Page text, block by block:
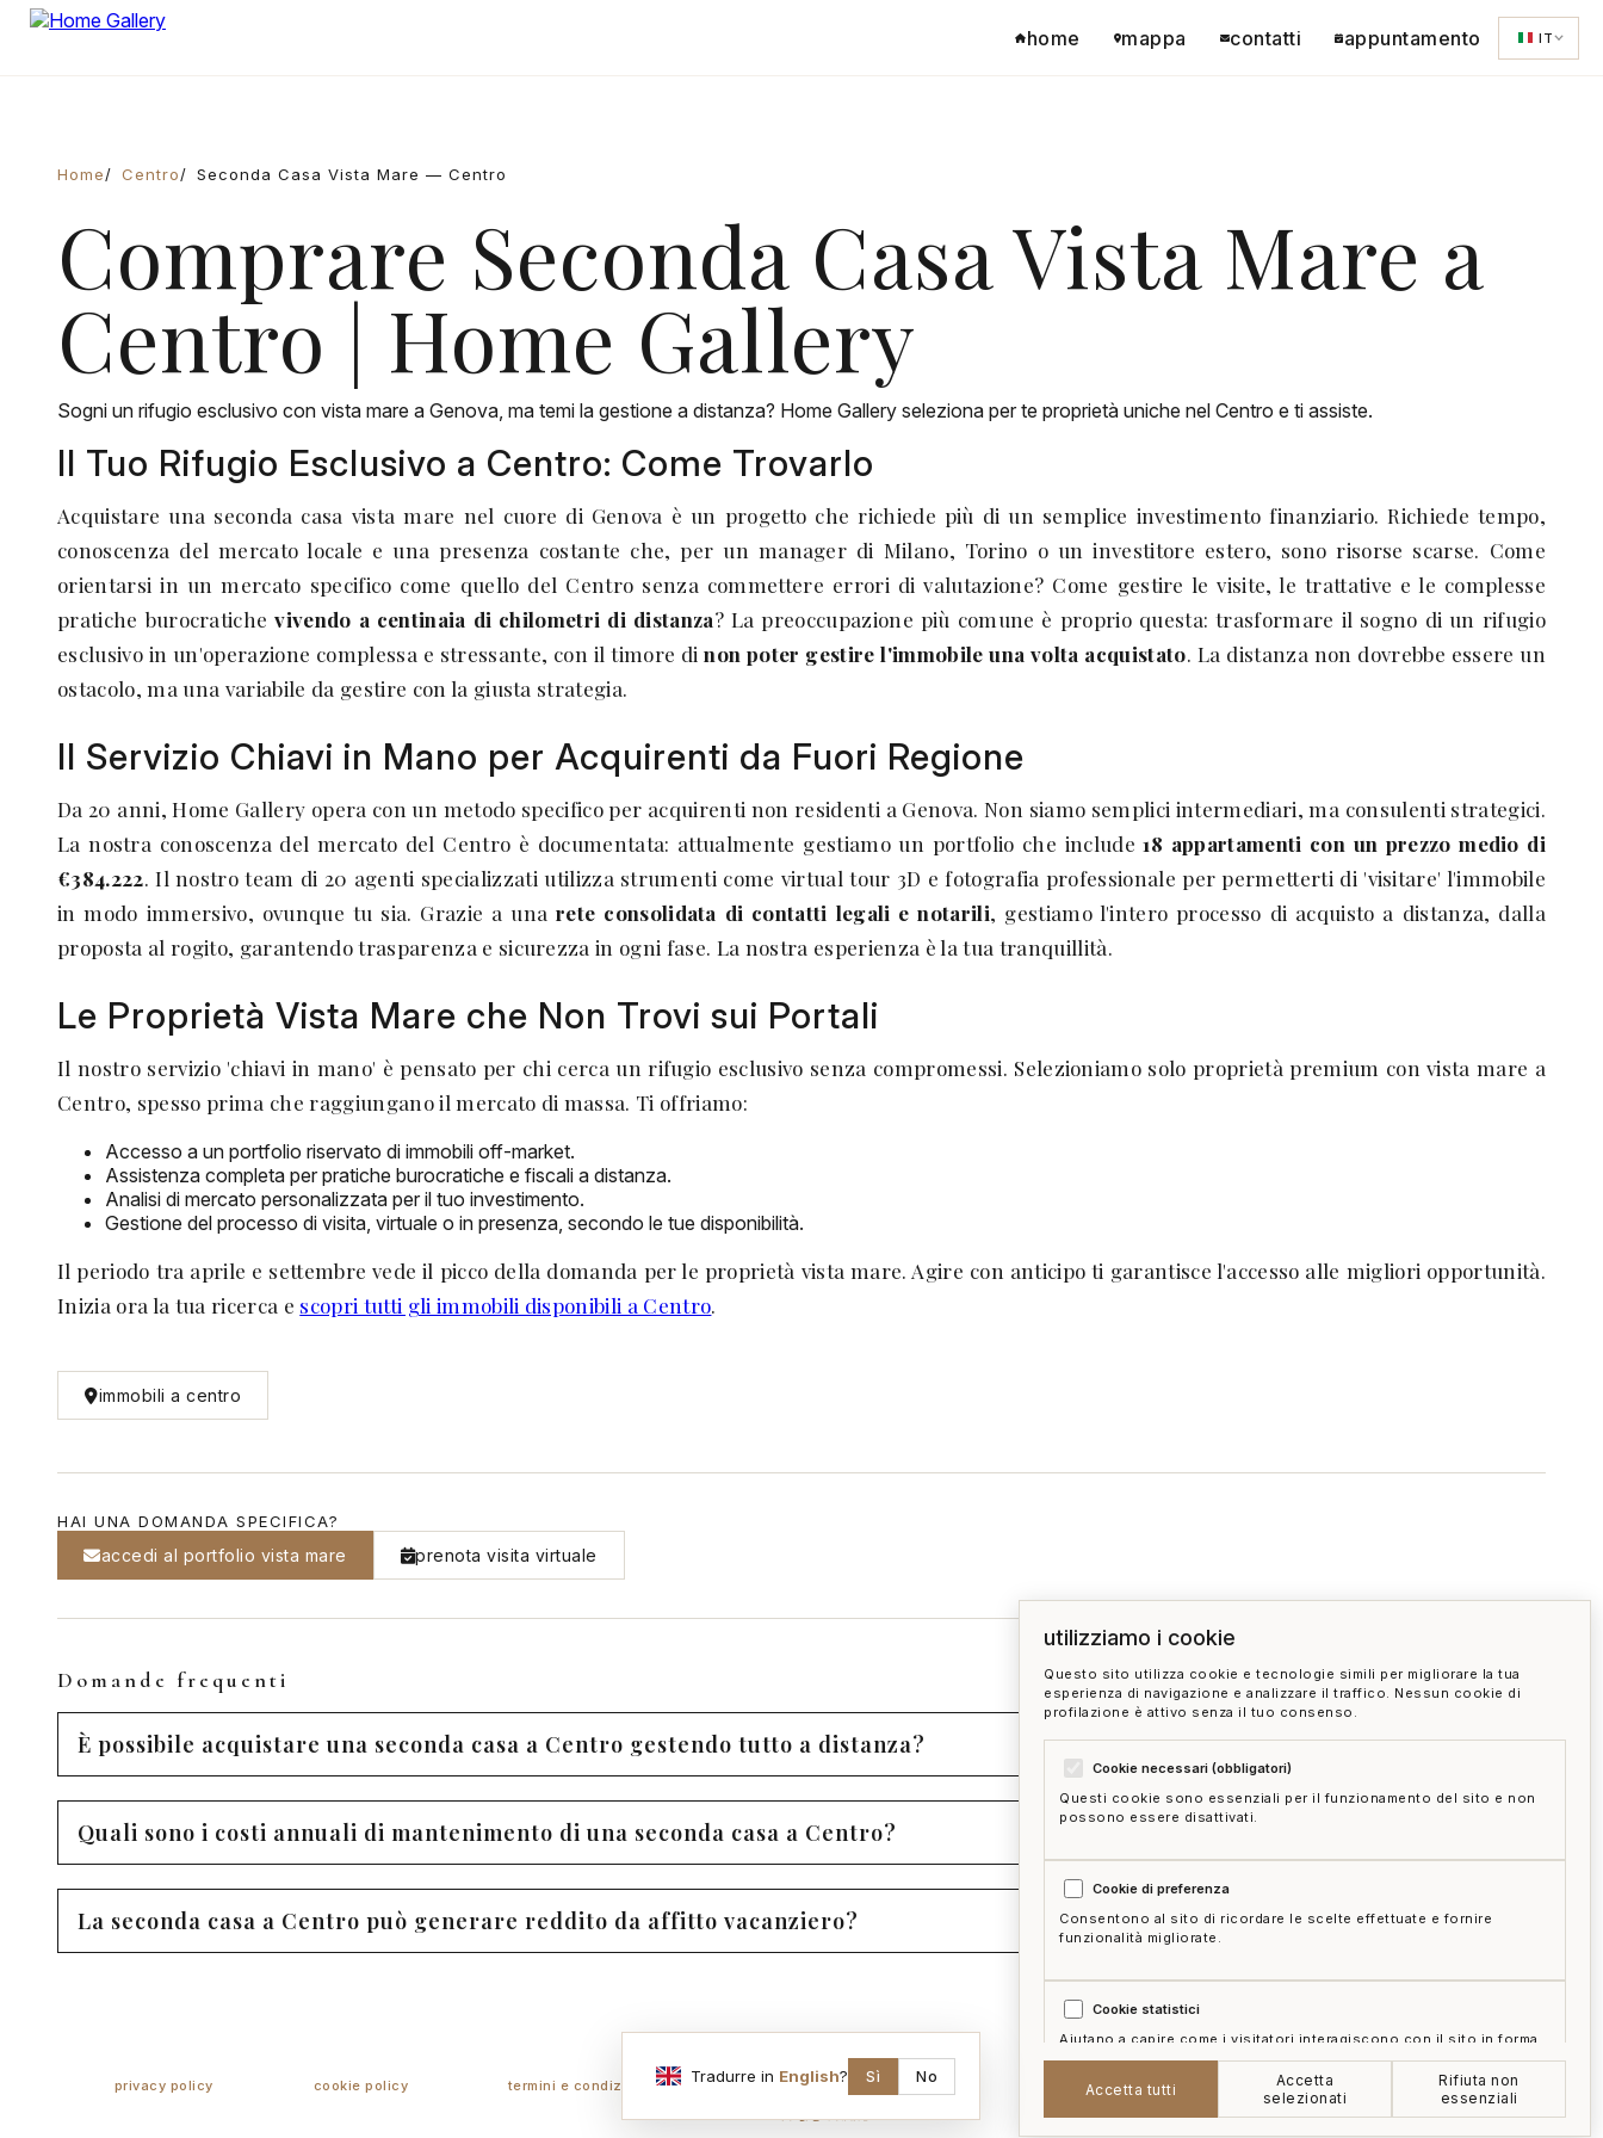
home mappa contatti appuntamento IT
Home Centro Seconda Casa Vista Mare — Centro
Comprare Seconda Casa Vista Mare a
Centro | Home Gallery
Sogni un rifugio esclusivo con vista mare a Genova, ma temi la gestione a distanza? Home Gallery seleziona per te proprietà uniche nel Centro e ti assiste.
Il Tuo Rifugio Esclusivo a Centro: Come Trovarlo
Acquistare una seconda casa vista mare nel cuore di Genova è un progetto che richiede più di un semplice investimento finanziario. Richiede tempo,
conoscenza del mercato locale e una presenza costante che, per un manager di Milano, Torino o un investitore estero, sono risorse scarse. Come
orientarsi in un mercato specifico come quello del Centro senza commettere errori di valutazione? Come gestire le visite, le trattative e le complesse
pratiche burocratichevivendo a centinaia di chilometri di distanza? La preoccupazione più comune è proprio questa: trasformare il sogno di un rifugio
esclusivo in un'operazione complessa e stressante, con il timore dinon poter gestire l'immobile una volta acquistato. La distanza non dovrebbe essere un
ostacolo, ma una variabile da gestire con la giusta strategia.
Il Servizio Chiavi in Mano per Acquirenti da Fuori Regione
Da 20 anni, Home Gallery opera con un metodo specifico per acquirenti non residenti a Genova. Non siamo semplici intermediari, ma consulenti strategici.
La nostra conoscenza del mercato del Centro è documentata: attualmente gestiamo un portfolio che include18 appartamenti con un prezzo medio di
€384.222. Il nostro team di 20 agenti specializzati utilizza strumenti come virtual tour 3D e fotografia professionale per permetterti di 'visitare' l'immobile
in modo immersivo, ovunque tu sia. Grazie a unarete consolidata di contatti legali e notarili, gestiamo l'intero processo di acquisto a distanza, dalla
proposta al rogito, garantendo trasparenza e sicurezza in ogni fase. La nostra esperienza è la tua tranquillità.
Le Proprietà Vista Mare che Non Trovi sui Portali
Il nostro servizio 'chiavi in mano' è pensato per chi cerca un rifugio esclusivo senza compromessi. Selezioniamo solo proprietà premium con vista mare a
Centro, spesso prima che raggiungano il mercato di massa. Ti offriamo:
Accesso a un portfolio riservato di immobili off-market.
Assistenza completa per pratiche burocratiche e fiscali a distanza.
Analisi di mercato personalizzata per il tuo investimento.
Gestione del processo di visita, virtuale o in presenza, secondo le tue disponibilità.
Il periodo tra aprile e settembre vede il picco della domanda per le proprietà vista mare. Agire con anticipo ti garantisce l'accesso alle migliori opportunità.
Inizia ora la tua ricerca e scopri tutti gli immobili disponibili a Centro.
immobili a centro
HAI UNA DOMANDA SPECIFICA?
accedi al portfolio vista mare prenota visita virtuale
Domande frequenti
È possibile acquistare una seconda casa a Centro gestendo tutto a distanza?
Quali sono i costi annuali di mantenimento di una seconda casa a Centro?
La seconda casa a Centro può generare reddito da affitto vacanziero?
McFrancis
privacy policy cookie policy termini e condizioni ai act accedi mappa del sito gestisci cookie
utilizziamo i cookie
Questo sito utilizza cookie e tecnologie simili per migliorare la tua
esperienza di navigazione e analizzare il traffico. Nessun cookie di
profilazione è attivo senza il tuo consenso.
Cookie necessari (obbligatori)
Questi cookie sono essenziali per il funzionamento del sito e non
possono essere disattivati.
Cookie di preferenza
Consentono al sito di ricordare le scelte effettuate e fornire
funzionalità migliorate.
Cookie statistici
Aiutano a capire come i visitatori interagiscono con il sito in forma
aggregata e anonima.
Accetta tutti
Accetta
selezionati
Rifiuta non
essenziali
Tradurre in English? Sì No